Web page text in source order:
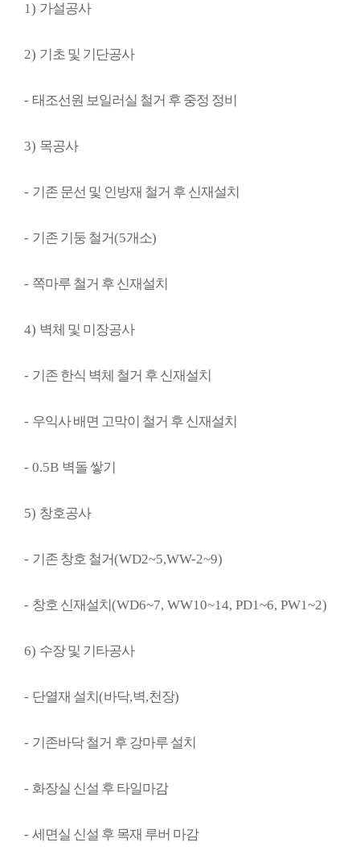
1) 가설공사
2) 기초 및 기단공사
- 태조선원 보일러실 철거 후 중정 정비
3) 목공사
- 기존 문선 및 인방재 철거 후 신재설치
- 기존 기둥 철거(5개소)
- 쪽마루 철거 후 신재설치
4) 벽체 및 미장공사
- 기존 한식 벽체 철거 후 신재설치
- 우익사 배면 고막이 철거 후 신재설치
- 0.5B 벽돌 쌓기
5) 창호공사
- 기존 창호 철거(WD2~5,WW-2~9)
- 창호 신재설치(WD6~7, WW10~14, PD1~6, PW1~2)
6) 수장 및 기타공사
- 단열재 설치(바닥,벽,천장)
- 기존바닥 철거 후 강마루 설치
- 화장실 신설 후 타일마감
- 세면실 신설 후 목재 루버 마감